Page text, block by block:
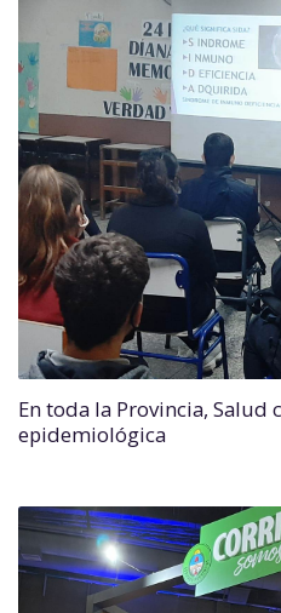
En toda la Provincia, Salud
epidemiológica